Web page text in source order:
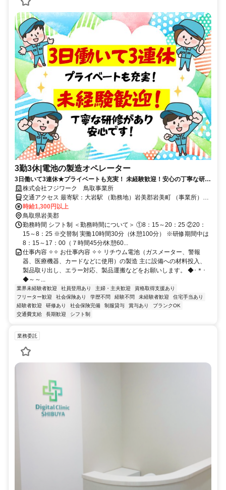
3勤3休|電池の製造オペレーター
3日働いて3連休★プライベートも充実！ 未経験歓迎！安心の丁寧な研修
で仕事も私生活も充実！
株式会社フジワーク 鳥取事業所
交通アクセス 最寄駅：大岩駅 （勤務地）岩美郡岩美町 （事業所）
JR「鳥取」駅から徒歩2分
時給1,300円以上
鳥取県岩美郡
勤務時間 シフト制 ＜勤務時間について＞ ①8：15～20：25 ②20：
15～8：25 ※交替制 実働10時間30分（休憩100分） ※研修期間中は
8：15～17：00（７時間45分/休憩60...
仕事内容 ✧✧ お仕事内容 ✧✧ リチウム電池（ガスメーター、警報
器、医療機器、カードなどに使用）の製造 主に設備への材料投入、
製品取り出し、エラー対応、製品運搬などをお願いします。 ◆･＊･
◆～～...
業界未経験者歓迎 社員登用あり 主婦・主夫歓迎
資格取得支援あり
フリーター歓迎
社会保険あり 学歴不問 経験不問 未経験者歓迎
住宅手当あり
経験者歓迎
研修あり 社会保険完備 制服貸与 賞与あり
ブランクOK
交通費支給
長期歓迎 シフト制
業務委託